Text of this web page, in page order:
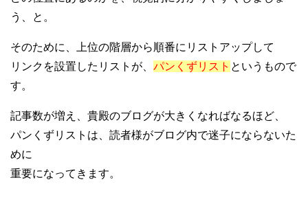
う、と。
そのために、上位の階層から順番にリストアップして
リンクを設置したリストが、 パンくずリスト というもので
す。
記事数が増え、貴殿のブログが大きくなればなるほど、
パンくずリストは、読者様がブログ内で迷子にならないた
めに
重要になってきます。